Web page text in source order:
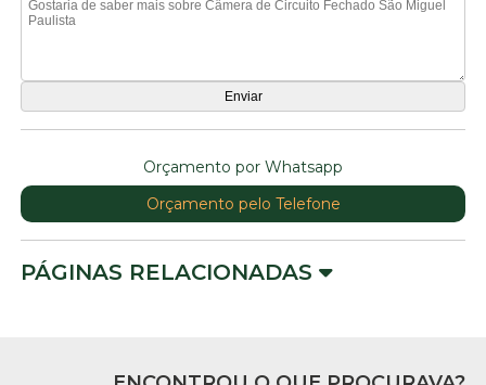
Orçamento por Whatsapp
Orçamento pelo Telefone
PÁGINAS RELACIONADAS